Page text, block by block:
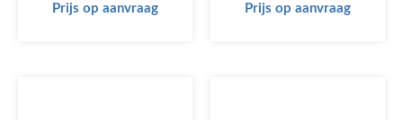
Prijs op aanvraag Prijs op aanvraag